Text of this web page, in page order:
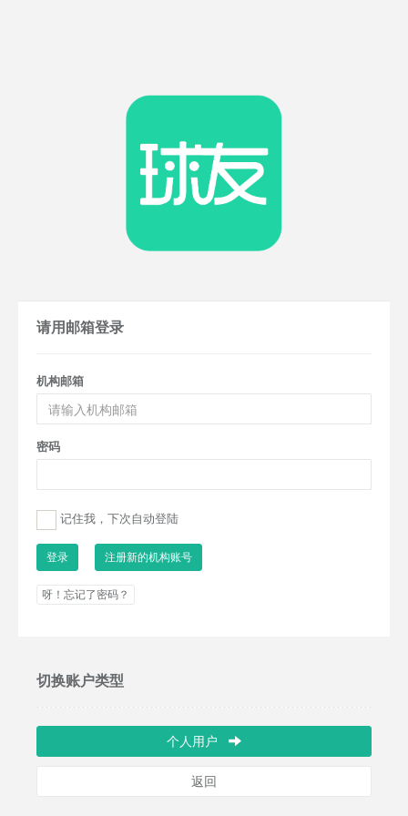
请用邮箱登录
机构邮箱
密码
记住我，下次自动登陆
注册新的机构账号
呀！忘记了密码？
切换账户类型
个人用户
返回